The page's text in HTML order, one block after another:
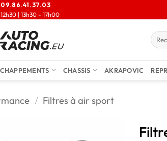
09.86.41.37.03
| 13h30 - 17h00
CHASSIS AKRAPOVIC
/ Filtres à air sport